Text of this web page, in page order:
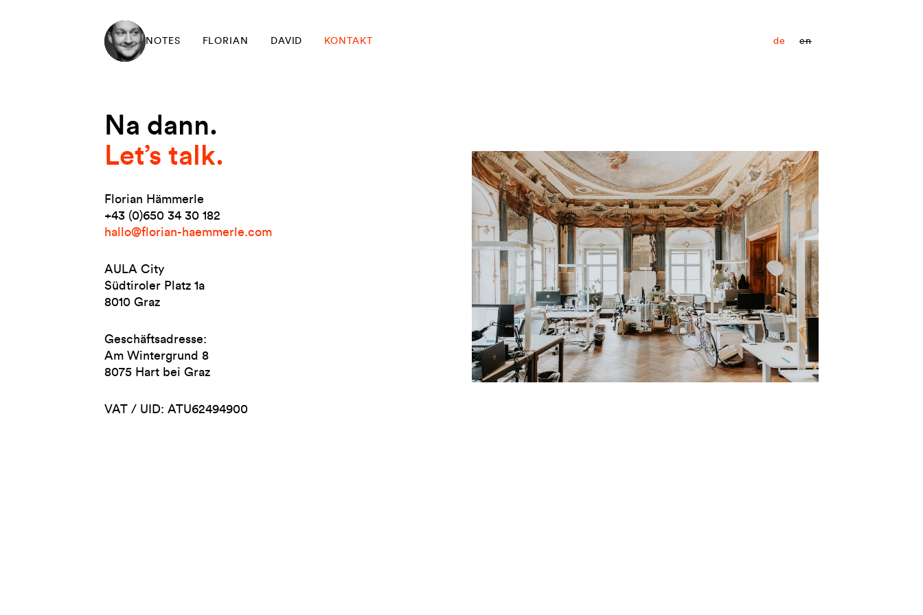
NOTES FLORIAN DAVID KONTAKT de en
Na dann.
Let’s talk.
Florian Hämmerle
+43 (0)650 34 30 182
hallo@florian-haemmerle.com
AULA City
Südtiroler Platz 1a
8010 Graz
Geschäftsadresse:
Am Wintergrund 8
8075 Hart bei Graz
VAT / UID: ATU62494900